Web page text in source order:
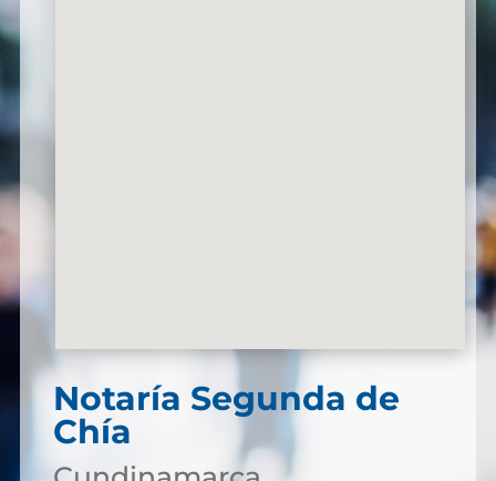
Notaría Segunda de
Chía